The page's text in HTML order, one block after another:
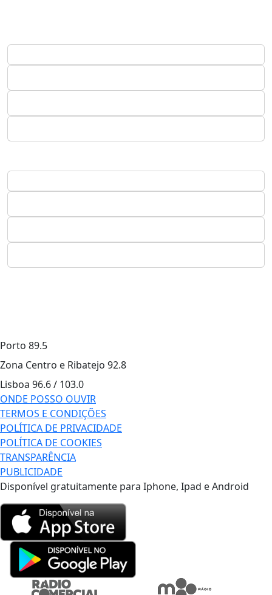
Porto 89.5
Zona Centro e Ribatejo 92.8
Lisboa 96.6 / 103.0
ONDE POSSO OUVIR
TERMOS E CONDIÇÕES
POLÍTICA DE PRIVACIDADE
POLÍTICA DE COOKIES
TRANSPARÊNCIA
PUBLICIDADE
Disponível gratuitamente para Iphone, Ipad e Android